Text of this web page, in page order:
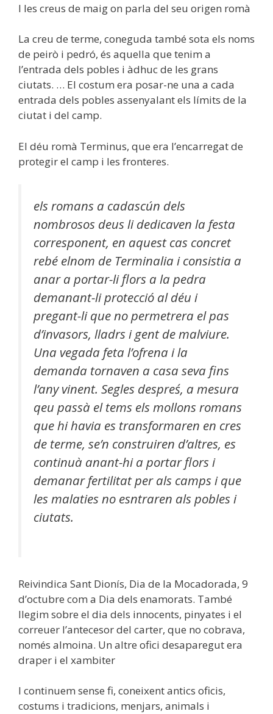
I les creus de maig on parla del seu origen romà
La creu de terme, coneguda també sota els noms
de peirò i pedró, és aquella que tenim a
l’entrada dels pobles i àdhuc de les grans
ciutats. … El costum era posar-ne una a cada
entrada dels pobles assenyalant els límits de la
ciutat i del camp.
El déu romà Terminus, que era l’encarregat de
protegir el camp i les fronteres.
els romans a cadascún dels
nombrosos deus li dedicaven la festa
corresponent, en aquest cas concret
rebé elnom de Terminalia i consistia a
anar a portar-li flors a la pedra
demanant-li protecció al déu i
pregant-li que no permetrera el pas
d’invasors, lladrs i gent de malviure.
Una vegada feta l’ofrena i la
demanda tornaven a casa seva fins
l’any vinent. Segles despreś, a mesura
qeu passà el tems els mollons romans
que hi havia es transformaren en cres
de terme, se’n construiren d’altres, es
continuà anant-hi a portar flors i
demanar fertilitat per als camps i que
les malaties no esntraren als pobles i
ciutats.
Reivindica Sant Dionís, Dia de la Mocadorada, 9
d’octubre com a Dia dels enamorats. També
llegim sobre el dia dels innocents, pinyates i el
correuer l’antecesor del carter, que no cobrava,
només almoina. Un altre ofici desaparegut era
draper i el xambiter
I continuem sense fi, coneixent antics oficis,
costums i tradicions, menjars, animals i